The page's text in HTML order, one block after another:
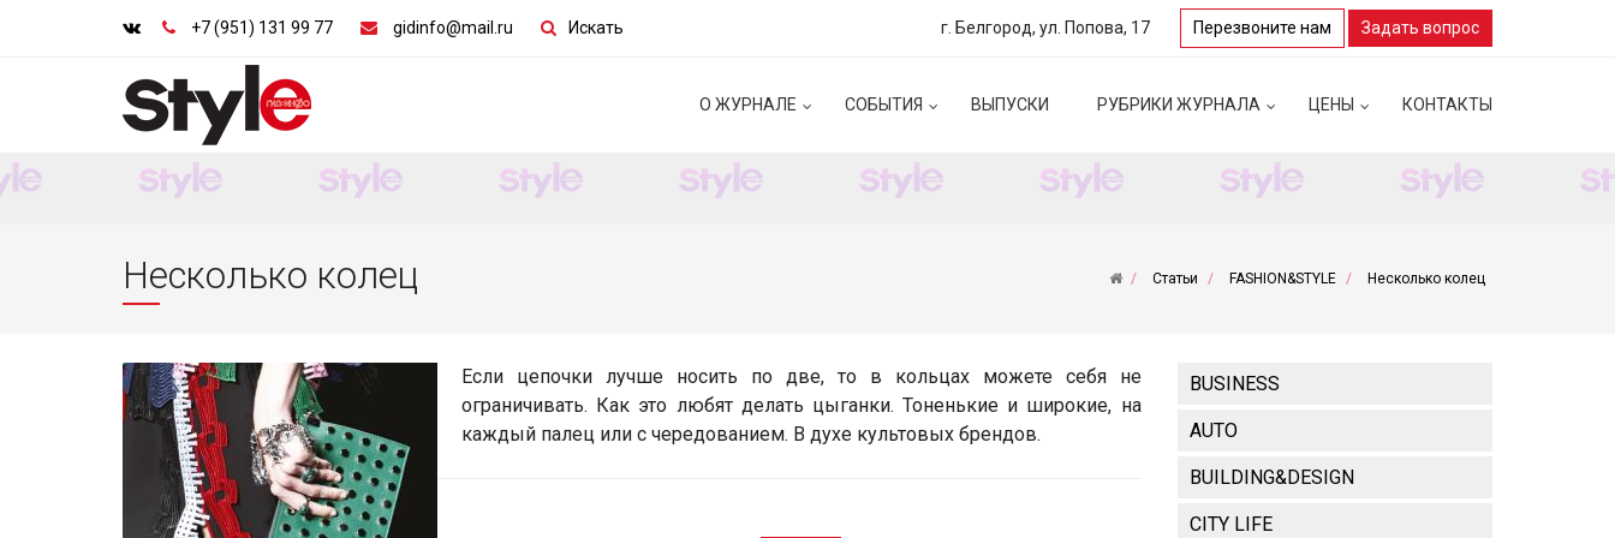
+7 (951) 131 99 77 gidinfo@mail.ru Искать г. Белгород, ул. Попова, 17 Перезвоните нам Задать вопрос
О ЖУРНАЛЕ СОБЫТИЯ ВЫПУСКИ РУБРИКИ ЖУРНАЛА ЦЕНЫ КОНТАКТЫ
Несколько колец Статьи FASHION&STYLE Несколько колец
Если цепочки лучше носить по две, то в кольцах можете себя не
ограничивать. Как это любят делать цыганки. Тоненькие и широкие, на
каждый палец или с чередованием. В духе культовых брендов.
BUSINESS
AUTO
BUILDING&DESIGN
CITY LIFE